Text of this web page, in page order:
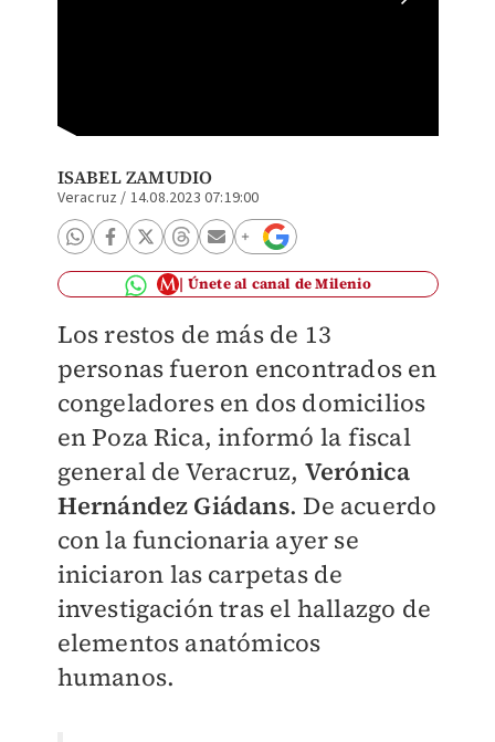
ISABEL ZAMUDIO
Veracruz / 14.08.2023 07:19:00
Únete al canal de Milenio
Los restos de más de 13
personasfueron encontrados en
congeladores en dos domicilios
en Poza Rica, informó la fiscal
general de Veracruz, Verónica
Hernández Giádans. De acuerdo
con la funcionaria ayer se
iniciaron las carpetas de
investigación tras el hallazgo de
elementos anatómicos
humanos.